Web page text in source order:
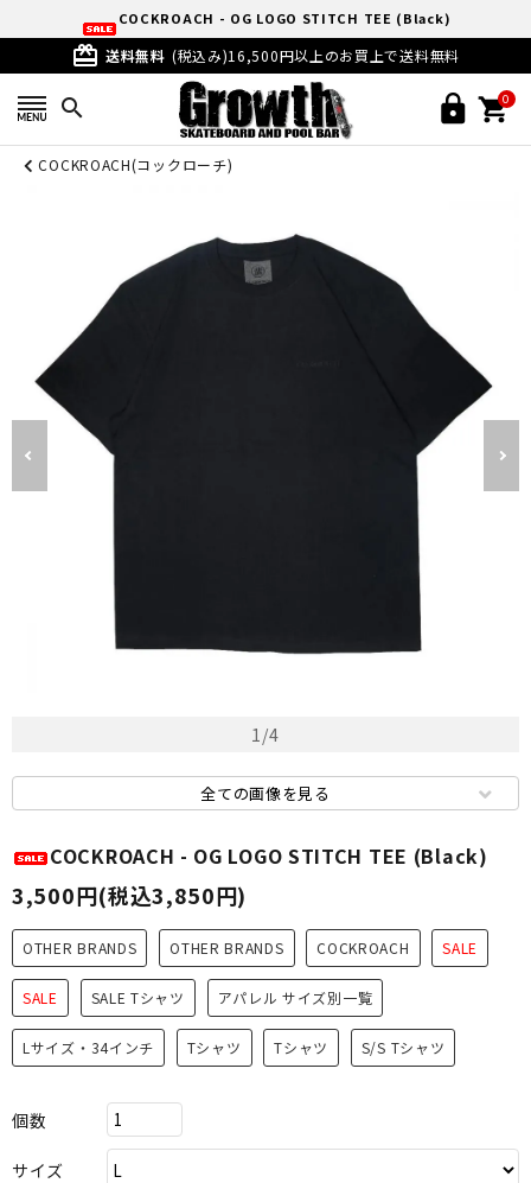
COCKROACH - OG LOGO STITCH TEE (Black)
card_giftcard 送料無料 (税込み)16,500円以上のお買上で送料無料
search 0
COCKROACH(コックローチ)
1/4
全ての画像を見る
COCKROACH - OG LOGO STITCH TEE (Black)
3,500円(税込3,850円)
OTHER BRANDS OTHER BRANDS COCKROACH SALE
SALE SALE Tシャツ アパレル サイズ別一覧
Lサイズ・34インチ Tシャツ Tシャツ S/S Tシャツ
個数
サイズ